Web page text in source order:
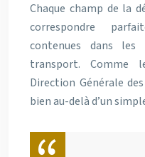
Chaque champ de la
correspondre
contenues dans
transport. Comme
Direction Générale
bien au-delà d’un